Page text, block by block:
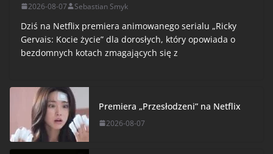
2026-08-07 Sebastian Smyk
Dziś na Netflix premiera animowanego serialu „Ricky
Gervais: Kocie życie” dla dorosłych, który opowiada o
bezdomnych kotach zmagających się z
Premiera „Przesłodzeni” na Netflix
2026-08-07